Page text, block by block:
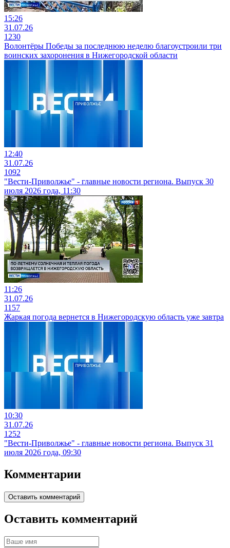
15:26
31.07.26
1230
Волонтёры Победы за последнюю неделю благоустроили три
воинских захоронения в Нижегородской области
12:40
31.07.26
1092
"Вести-Приволжье" - главные новости региона. Выпуск 30
июля 2026 года, 11:30
11:26
31.07.26
1157
Жаркая погода вернется в Нижегородскую область уже завтра
10:30
31.07.26
1252
"Вести-Приволжье" - главные новости региона. Выпуск 31
июля 2026 года, 09:30
Комментарии
Оставить комментарий
Оставить комментарий